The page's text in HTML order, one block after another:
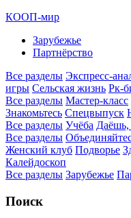
КООП-мир
Зарубежье
Партнёрство
Все разделы Экспресс-
игры Сельская жизнь Рк-
Все разделы Мастер-класс
Знакомьтесь Спецвыпуск
Все разделы Учёба Даёшь,
Все разделы
Женский клуб Подворье
Калейдоскоп
Все разделы Зарубежье
Поиск